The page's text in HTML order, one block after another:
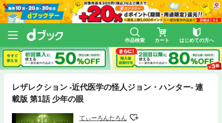
作品検索 カート はじめての方へ
レザレクション -近代医学の怪人ジョン・ハンター- 連
載版 第1話 少年の眼
てぃーろんたろん